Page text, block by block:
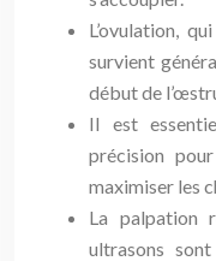
L’ovulation,
survient
début de
Il est
précision
maximiser les
La palpation
ultrasons